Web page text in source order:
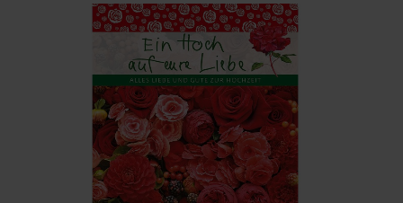
ZUM
ENDE
DER
BILDERGALERIE
SPRINGEN